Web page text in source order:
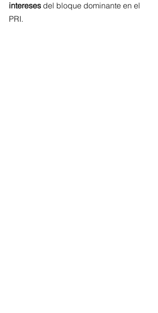
intereses del bloque dominante en el
PRI.